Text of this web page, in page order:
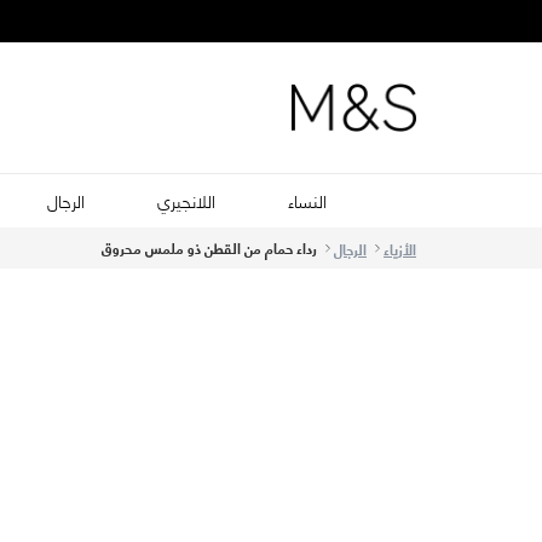
النساء اللانجيري الرجال
الأزياء الرجال رداء حمام من القطن ذو ملمس محروق